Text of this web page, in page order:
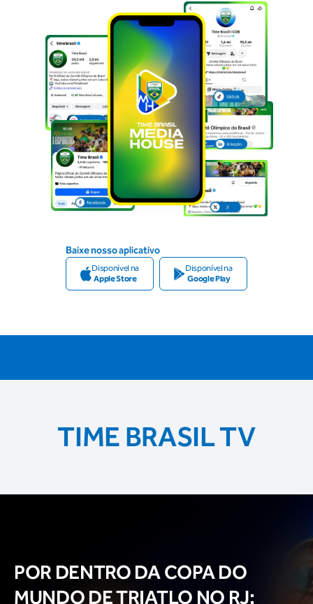
Baixe nosso aplicativo
Disponível na
Apple Store
Disponível na
Google Play
TIME BRASIL TV
POR DENTRO DA COPA DO
MUNDO DE TRIATLO NO RJ: